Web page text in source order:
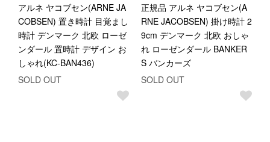
アルネ ヤコブセン(ARNE JA
COBSEN) 置き時計 目覚まし
時計 デンマーク 北欧 ローゼ
ンダール 置時計 デザイン お
しゃれ(KC-BAN436)
SOLD OUT
正規品 アルネ ヤコブセン(A
RNE JACOBSEN) 掛け時計 2
9cm デンマーク 北欧 おしゃ
れ ローゼンダール BANKER
S バンカーズ
SOLD OUT